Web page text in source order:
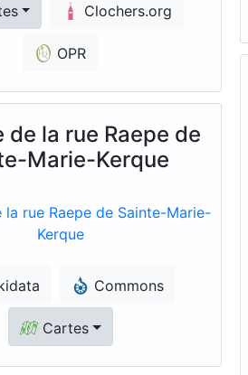
Clochers.org
OPR
de la rue Raepe de
Marie-Kerque
Commons
Cartes